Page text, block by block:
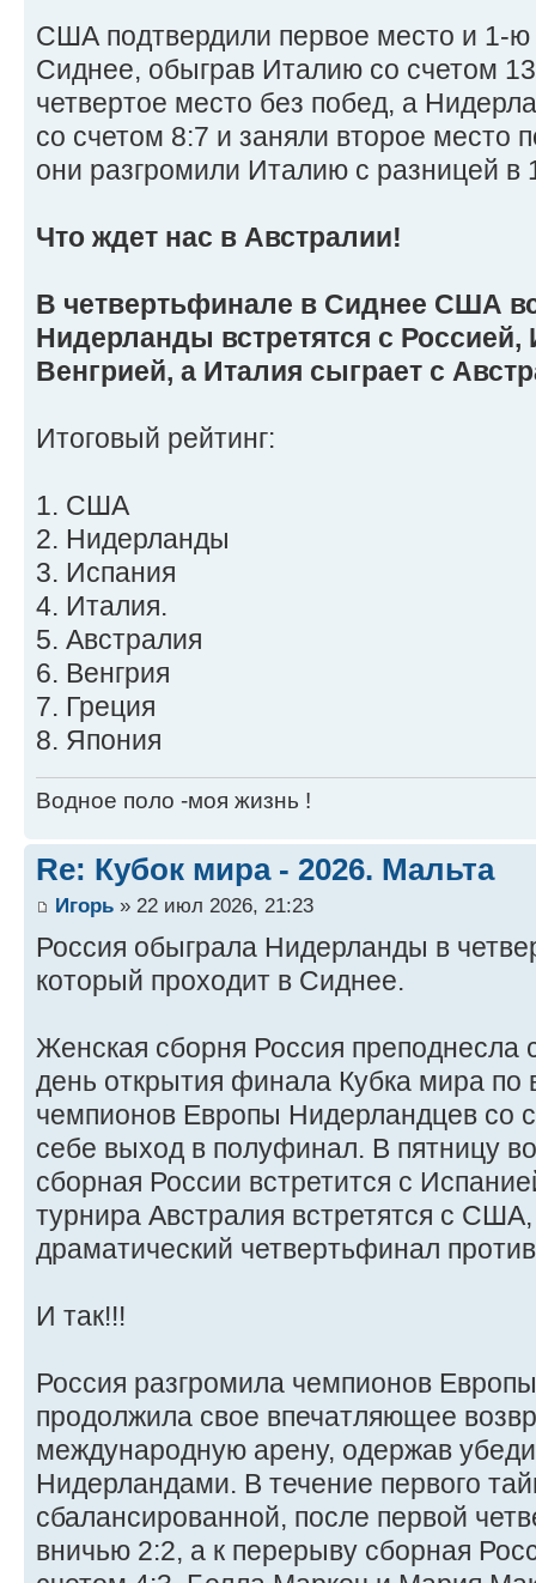
США подтвердили первое место и 1-ю
Сиднее, обыграв Италию со счетом
четвертое место без побед, а
со счетом 8:7 и заняли второе место
они разгромили Италию с разницей в
Что ждет нас в Австралии!
В четвертьфинале в Сиднее США
Нидерланды встретятся с Россией,
Венгрией, а Италия сыграет с
Итоговый рейтинг:
1. США
2. Нидерланды
3. Испания
4. Италия.
5. Австралия
6. Венгрия
7. Греция
8. Япония
Водное поло -моя жизнь !
Re: Кубок мира - 2026. Мальта
Игорь » 22 июл 2026, 21:23
Россия обыграла Нидерланды в
который проходит в Сиднее.
Женская сборня Россия
день открытия финала Кубка мира по
чемпионов Европы Нидерландцев со
себе выход в полуфинал. В пятницу
сборная России встретится с
турнира Австралия встретятся с
драматический четвертьфинал
И так!!!
Россия разгромила чемпионов
продолжила свое впечатляющее
международную арену, одержав
Нидерландами. В течение первого
сбалансированной, после первой
вничью 2:2, а к перерыву сборная